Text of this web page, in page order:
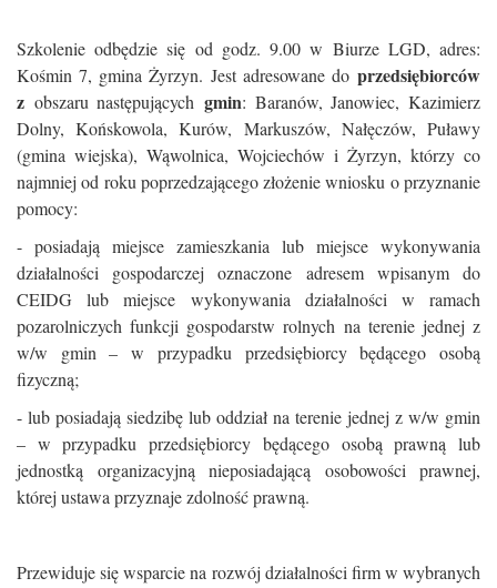
Szkolenie odbędzie się od godz. 9.00 w Biurze LGD, adres:
Kośmin 7, gmina Żyrzyn. Jest adresowane do przedsiębiorców
z obszaru następujących gmin: Baranów, Janowiec, Kazimierz
Dolny, Końskowola, Kurów, Markuszów, Nałęczów, Puławy
(gmina wiejska), Wąwolnica, Wojciechów i Żyrzyn, którzy co
najmniej od roku poprzedzającego złożenie wniosku o przyznanie
pomocy:
- posiadają miejsce zamieszkania lub miejsce wykonywania
działalności gospodarczej oznaczone adresem wpisanym do
CEIDG lub miejsce wykonywania działalności w ramach
pozarolniczych funkcji gospodarstw rolnych na terenie jednej z
w/w gmin – w przypadku przedsiębiorcy będącego osobą
fizyczną;
- lub posiadają siedzibę lub oddział na terenie jednej z w/w gmin
– w przypadku przedsiębiorcy będącego osobą prawną lub
jednostką organizacyjną nieposiadającą osobowości prawnej,
której ustawa przyznaje zdolność prawną.
Przewiduje się wsparcie na rozwój działalności firm w wybranych